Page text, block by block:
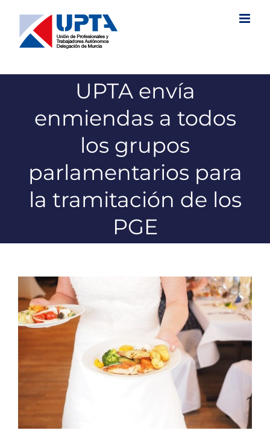
contenido
UPTA envía
enmiendas a todos
los grupos
parlamentarios para
la tramitación de los
PGE
Ver
imagen
más
grande